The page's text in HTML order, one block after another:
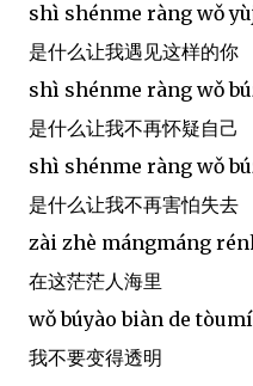
shì shénme ràng wǒ
是什么让我遇见这样的你
shì shénme ràng wǒ
是什么让我不再怀疑自己
shì shénme ràng wǒ
是什么让我不再害怕失去
zài zhè mángmáng
在这茫茫人海里
wǒ búyào biàn de
我不要变得透明